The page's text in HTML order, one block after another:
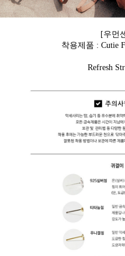
[우먼
착용제품 : Cutie
Refresh